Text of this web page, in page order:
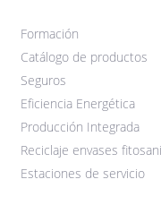
Formación
Catálogo de productos
Seguros
Eficiencia Energética
Producción Integrada
Reciclaje envases
Estaciones de servicio